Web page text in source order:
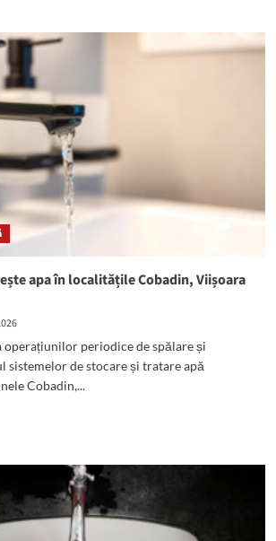
apa în localitățile Cobadin, Viișoara
operațiunilor periodice de spălare și
sistemelor de stocare și tratare apă
Cobadin,...